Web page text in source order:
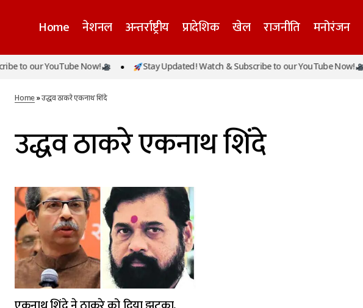
Home नेशनल अन्तर्राष्ट्रीय प्रादेशिक खेल राजनीति मनोरंजन
to our YouTube Now! Stay Updated! Watch & Subscribe to our YouTube Now!
Home»उद्धव ठाकरे एकनाथ शिंदे
उद्धव ठाकरे एकनाथ शिंदे